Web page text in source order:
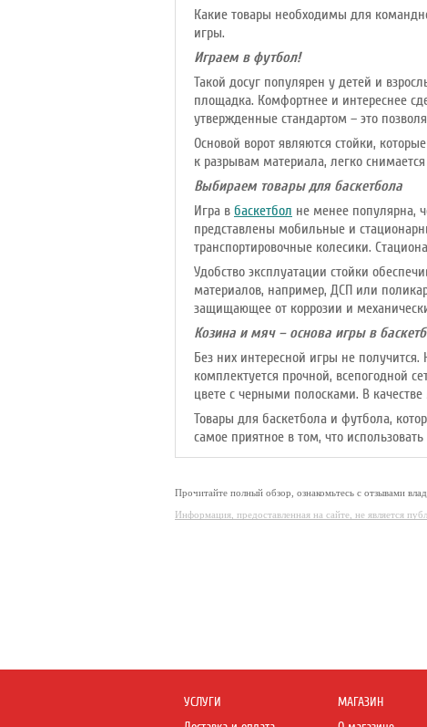
Какие товары необходимы для
игры.
Играем в футбол!
Такой досуг популярен у детей и
площадка. Комфортнее и интереснее
утвержденные стандартом – это
Основой ворот являются стойки,
к разрывам материала, легко
Выбираем товары для баскетбола
Игра в баскетбол не менее популярна,
представлены мобильные и
транспортировочные колесики.
Удобство эксплуатации стойки
материалов, например, ДСП или
защищающее от коррозии и
Козина и мяч – основа игры в
Без них интересной игры не
комплектуется прочной, всепогодной
цвете с черными полосками. В
Товары для баскетбола и футбола,
самое приятное в том, что
Прочитайте полный обзор, ознакомьтесь с отзывами
Информация, предоставленная на сайте, не является
УСЛУГИ
МАГАЗИН